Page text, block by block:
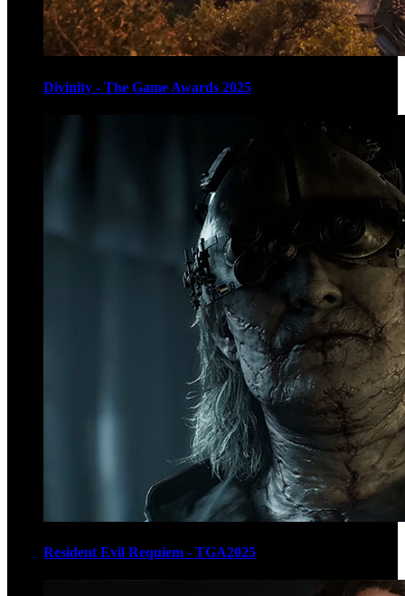
Divinity - The Game Awards 2025
Resident Evil Requiem - TGA2025